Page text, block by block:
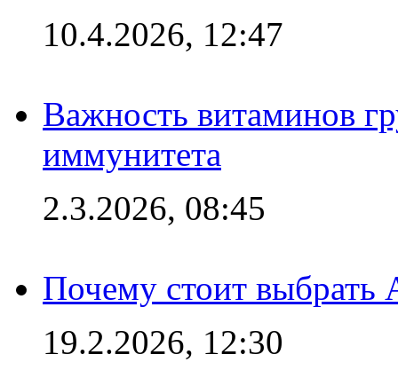
10.4.2026, 12:47
Важность витаминов
иммунитета
2.3.2026, 08:45
Почему стоит выбрать
19.2.2026, 12:30